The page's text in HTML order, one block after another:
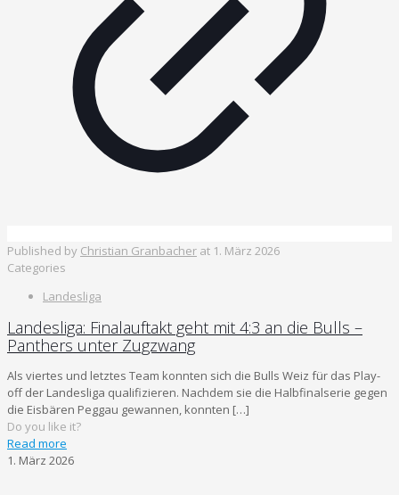
Published by Christian Granbacher at 1. März 2026
Categories
Landesliga
Landesliga: Finalauftakt geht mit 4:3 an die Bulls –
Panthers unter Zugzwang
Als viertes und letztes Team konnten sich die Bulls Weiz für das Play-
off der Landesliga qualifizieren. Nachdem sie die Halbfinalserie gegen
die Eisbären Peggau gewannen, konnten […]
Do you like it?
Read more
1. März 2026